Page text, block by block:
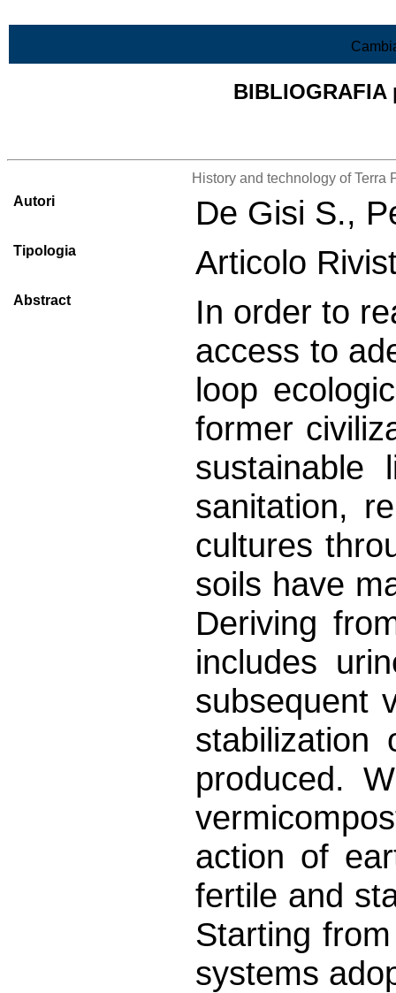
History and technology of Terra
Autori
De Gisi S.,
Tipologia Articolo
Abstract
In order to
access to
loop
former
sustainable
sanitation,
cultures
soils have
Deriving
includes
subsequent
produced.
action of
fertile and
Starting
systems